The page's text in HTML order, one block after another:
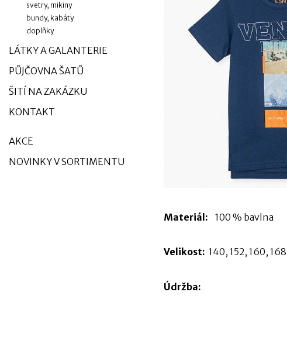
Materiál: 100 % bavlna
Velikost: 140, 152, 160, 168
Údržba:
svetry, mikiny
bundy, kabáty
doplňky
LÁTKY A GALANTERIE
PŮJČOVNA ŠATŮ
ŠITÍ NA ZAKÁZKU
KONTAKT
AKCE
NOVINKY V SORTIMENTU